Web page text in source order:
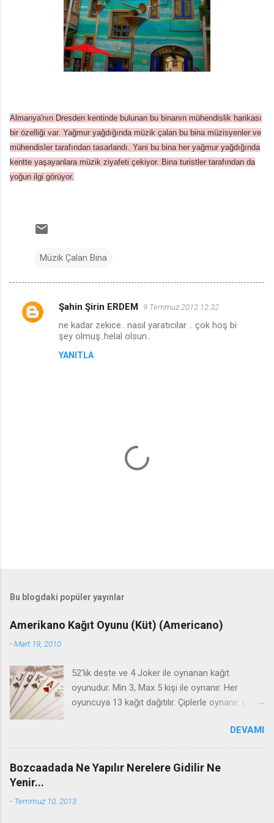
Almanya'nın Dresden kentinde bulunan bu binanın mühendislik harikası
bir özelliği var. Yağmur yağdığında müzik çalan bu bina müzisyenler ve
mühendisler tarafından tasarlandı. Yani bu bina her yağmur yağdığında
kentte yaşayanlara müzik ziyafeti çekiyor. Bina turistler tarafından da
yoğun ilgi görüyor.
Müzik Çalan Bina
Y
Şahin Şirin ERDEM 9 Temmuz 2012 12:32
ne kadar zekice.. nasıl yaratıcılar .. çok hoş bi
şey olmuş..helal olsun..
YANITLA
u
ö
n
e
r
Bu blogdaki popüler yayınlar
Amerikano Kağıt Oyunu (Küt) (Americano)
-Mart 19, 2010
52'lik deste ve 4 Joker ile oynanan kağıt
oyunudur. Min 3, Max 5 kişi ile oynanır. Her
oyuncuya 13 kağıt dağıtılır. Çiplerle oynanır. ( 1 -5
üçlü seri Bir dörtlü küt + bir üçlü seri Bir dörtlü
seri + bir üçlü küt İki üçlü küt İki üçlü seri Bir
dörtlü küt Bir dörtlü seri Bir dörtlü küt + bir
dörtlü seri İki dörtlü küt İki dörtlü seri Üç üçlü
üçlü seri + iki üçlü küt Çift = Dört çift ile açılır
DEVAMI
Bozcaadada Ne Yapılır Nerelere Gidilir Ne
Yenir...
- Temmuz 10, 2013